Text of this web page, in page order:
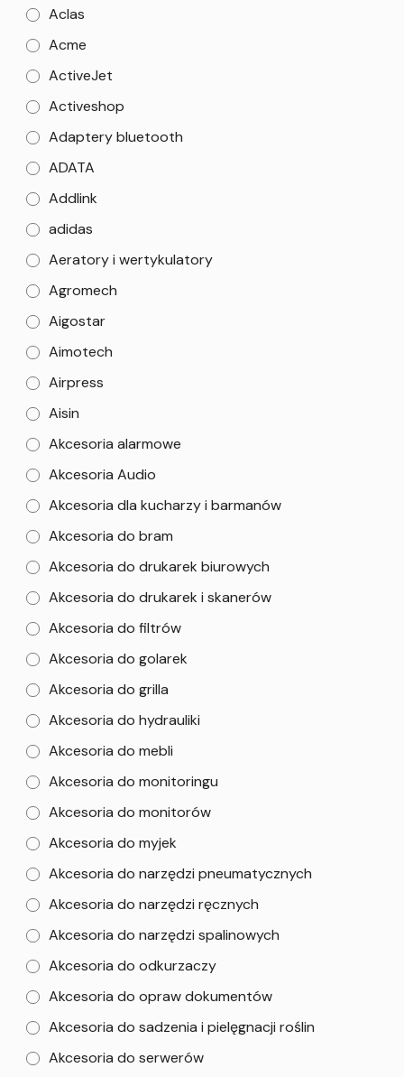
Aclas
Acme
ActiveJet
Activeshop
Adaptery bluetooth
ADATA
Addlink
adidas
Aeratory i wertykulatory
Agromech
Aigostar
Aimotech
Airpress
Aisin
Akcesoria alarmowe
Akcesoria Audio
Akcesoria dla kucharzy i barmanów
Akcesoria do bram
Akcesoria do drukarek biurowych
Akcesoria do drukarek i skanerów
Akcesoria do filtrów
Akcesoria do golarek
Akcesoria do grilla
Akcesoria do hydrauliki
Akcesoria do mebli
Akcesoria do monitoringu
Akcesoria do monitorów
Akcesoria do myjek
Akcesoria do narzędzi pneumatycznych
Akcesoria do narzędzi ręcznych
Akcesoria do narzędzi spalinowych
Akcesoria do odkurzaczy
Akcesoria do opraw dokumentów
Akcesoria do sadzenia i pielęgnacji roślin
Akcesoria do serwerów